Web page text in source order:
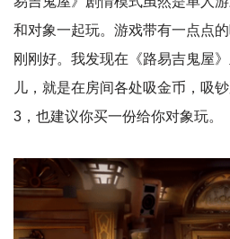
和对象一起玩。游戏带有一点点
刚刚好。我发现在《路易吉鬼屋
儿，就是在房间各处吸金币，吸
3，也建议你买一份给你对象玩。